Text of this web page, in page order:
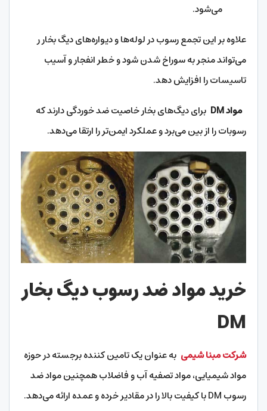
می‌شود.
علاوه بر این تجمع رسوب در لوله‌ها و دیواره‌های دیگ بخار ر
می‌تواند منجر به سوراخ شدن شود و خطر انفجار و آسیب
تاسیسات را افزایش دهد.
مواد DM
برای دیگ‌های بخار خاصیت ضد خوردگی دارند که
رسوبات را از بین می‌برد و عملکرد ایمن‌تر را ارتقا می‌دهد.
خرید مواد ضد رسوب دیگ بخار
DM
شرکت مبنا شیمی به عنوان یک تامین کننده برجسته در حوزه
مواد شیمیایی، مواد تصفیه آب و فاضلاب همچنین مواد ضد
رسوب DM با کیفیت بالا را در مقادیر خرده و عمده ارائه می‌دهد.